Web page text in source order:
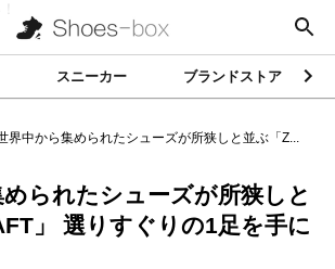
スニーカー ブランドストア
界中から集められたシューズが所狭しと並ぶ「Z...
られたシューズが所狭しと
」 選りすぐりの1足を手に